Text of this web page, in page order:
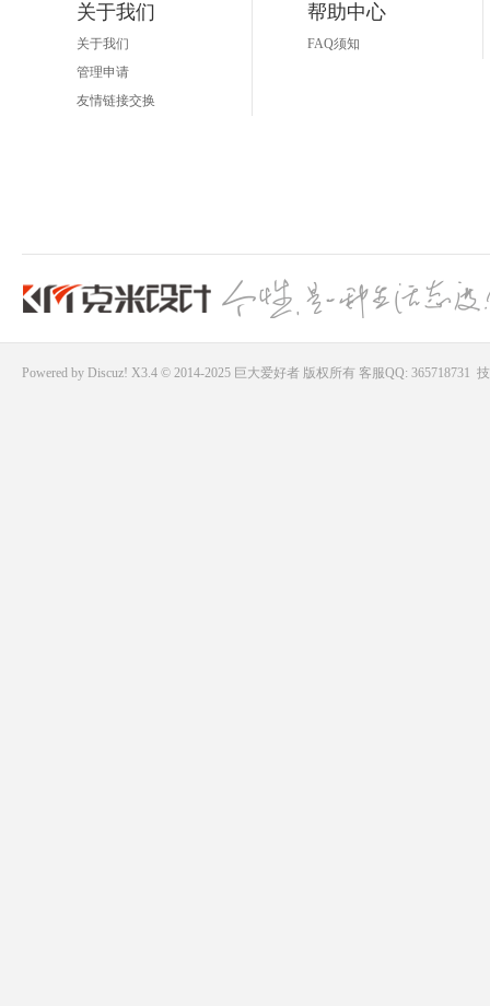
关于我们
关于我们
管理申请
友情链接交换
帮助中心
FAQ须知
Powered by Discuz! X3.4 © 2014-2025 巨大爱好者版权所有 客服QQ: 365718731